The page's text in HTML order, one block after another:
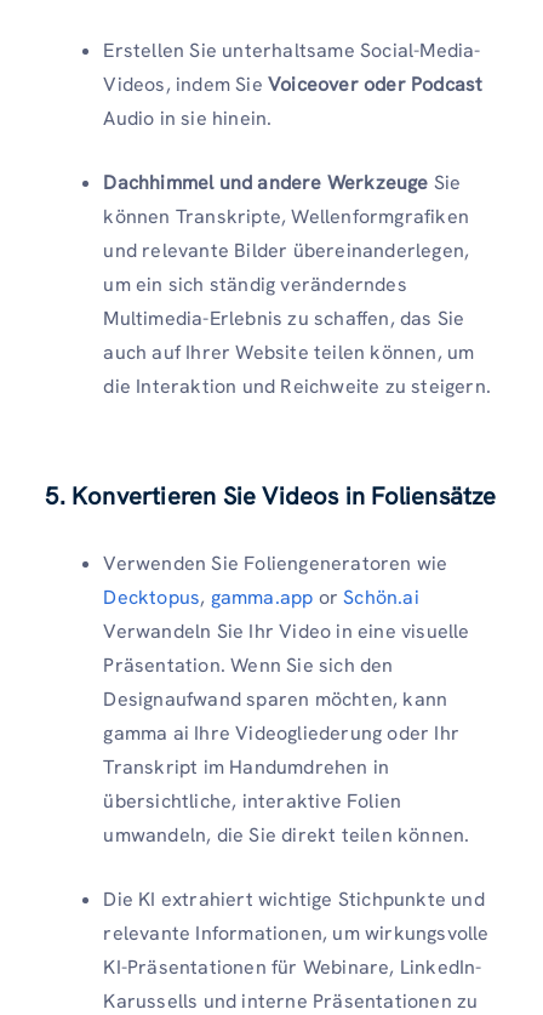
Erstellen Sie unterhaltsame Social-Media-
Videos, indem Sie Voiceover oder Podcast
Audio in sie hinein.
Dachhimmel und andere Werkzeuge Sie
können Transkripte, Wellenformgrafiken
und relevante Bilder übereinanderlegen,
um ein sich ständig veränderndes
Multimedia-Erlebnis zu schaffen, das Sie
auch auf Ihrer Website teilen können, um
die Interaktion und Reichweite zu steigern.
5. Konvertieren Sie Videos in Foliensätze
Verwenden Sie Foliengeneratoren wie
Decktopus, gamma.app orSchön.ai
Verwandeln Sie Ihr Video in eine visuelle
Präsentation. Wenn Sie sich den
Designaufwand sparen möchten, kann
gamma ai Ihre Videogliederung oder Ihr
Transkript im Handumdrehen in
übersichtliche, interaktive Folien
umwandeln, die Sie direkt teilen können.
Die KI extrahiert wichtige Stichpunkte und
relevante Informationen, um wirkungsvolle
KI-Präsentationen für Webinare, LinkedIn-
Karussells und interne Präsentationen zu